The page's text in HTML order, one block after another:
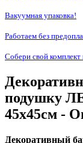
Вакуумная упаковка!
Работаем без
Собери свой
подушку
45х45см -
Декоративный